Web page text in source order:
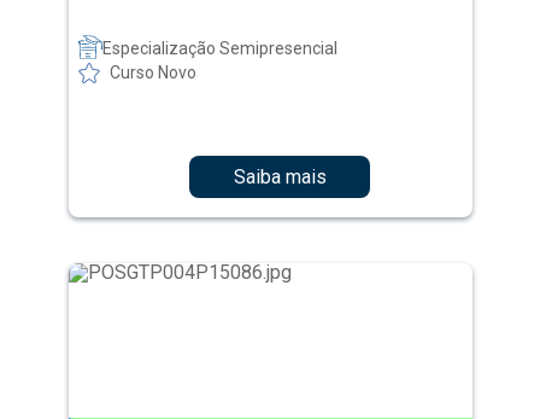
Especialização Semipresencial
Curso Novo
Saiba mais